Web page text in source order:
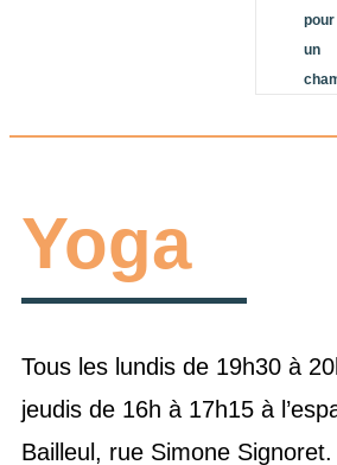
pour
un
Yoga
Tous les lundis de 19h30 à
jeudis de 16h à 17h15 à
Bailleul, rue Simone Signoret.